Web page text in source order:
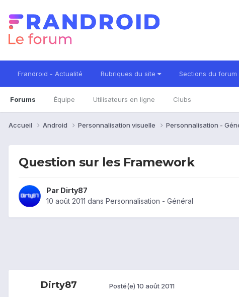
Frandroid - Actualité Rubriques du site Sections du forum
Forums Équipe Utilisateurs en ligne Clubs
Accueil Android Personnalisation visuelle Personnalisation -
Question sur les Framework
Par Dirty87
10 août 2011 dans Personnalisation - Général
Dirty87 Posté(e) 10 août 2011